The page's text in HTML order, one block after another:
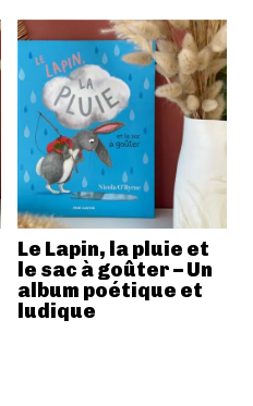
Le Lapin, la pluie et
le sac à goûter – Un
album poétique et
ludique